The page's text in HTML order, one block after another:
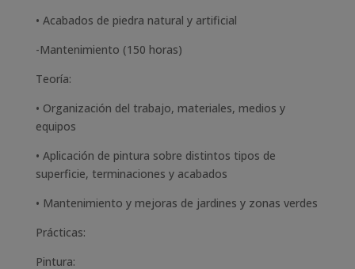
• Acabados de piedra natural y artificial
-Mantenimiento (150 horas)
Teoría:
• Organización del trabajo, materiales, medios y
equipos
• Aplicación de pintura sobre distintos tipos de
superficie, terminaciones y acabados
• Mantenimiento y mejoras de jardines y zonas verdes
Prácticas:
Pintura: